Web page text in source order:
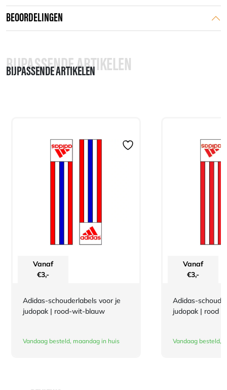
BEOORDELINGEN
BIJPASSENDE ARTIKELEN
BIJPASSENDE ARTIKELEN
Vanaf
€3,-
Adidas-schouderlabels voor je
judopak | rood-wit-blauw
Vandaag besteld, maandag in huis
Vanaf
€3,-
Adidas-
judopak | rood
Vandaag besteld,